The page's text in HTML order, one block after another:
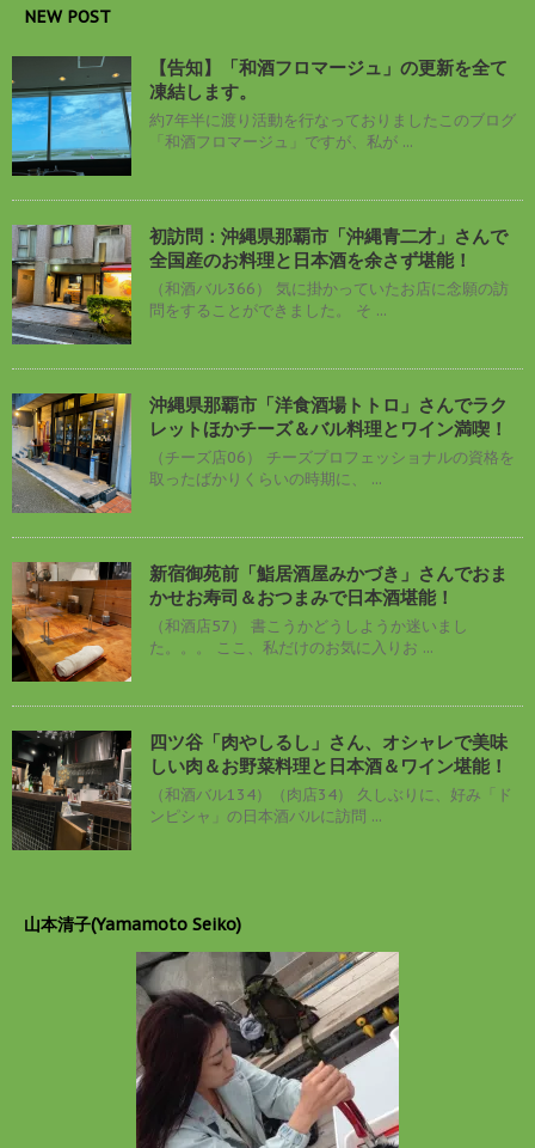
NEW POST
【告知】「和酒フロマージュ」の更新を全て
凍結します。
約7年半に渡り活動を行なっておりましたこのブログ
「和酒フロマージュ」ですが、私が ...
初訪問：沖縄県那覇市「沖縄青二才」さんで
全国産のお料理と日本酒を余さず堪能！
（和酒バル366） 気に掛かっていたお店に念願の訪
問をすることができました。 そ ...
沖縄県那覇市「洋食酒場トトロ」さんでラク
レットほかチーズ＆バル料理とワイン満喫！
（チーズ店06） チーズプロフェッショナルの資格を
取ったばかりくらいの時期に、 ...
新宿御苑前「鮨居酒屋みかづき」さんでおま
かせお寿司＆おつまみで日本酒堪能！
（和酒店57） 書こうかどうしようか迷いまし
た。。。 ここ、私だけのお気に入りお ...
四ツ谷「肉やしるし」さん、オシャレで美味
しい肉＆お野菜料理と日本酒＆ワイン堪能！
（和酒バル134）（肉店34） 久しぶりに、好み「ド
ンピシャ」の日本酒バルに訪問 ...
山本清子(Yamamoto Seiko)